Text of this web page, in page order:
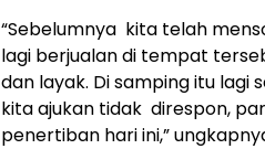
“Sebelumnya kita telah
lagi berjualan di tempat
dan layak. Di samping itu lagi
kita ajukan tidak direspon,
penertiban hari ini,”